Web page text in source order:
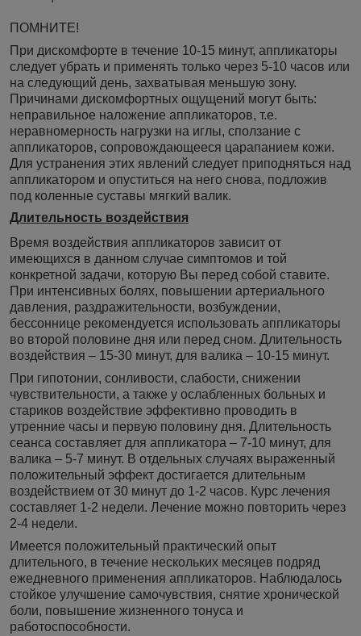
ПОМНИТЕ!
При дискомфорте в течение 10-15 минут, аппликаторы
следует убрать и применять только через 5-10 часов или
на следующий день, захватывая меньшую зону.
Причинами дискомфортных ощущений могут быть:
неправильное наложение аппликаторов, т.е.
неравномерность нагрузки на иглы, сползание с
аппликаторов, сопровождающееся царапанием кожи.
Для устранения этих явлений следует приподняться над
аппликатором и опуститься на него снова, подложив
под коленные суставы мягкий валик.
Длительность воздействия
Время воздействия аппликаторов зависит от
имеющихся в данном случае симптомов и той
конкретной задачи, которую Вы перед собой ставите.
При интенсивных болях, повышении артериального
давления, раздражительности, возбуждении,
бессоннице рекомендуется использовать аппликаторы
во второй половине дня или перед сном. Длительность
воздействия – 15-30 минут, для валика – 10-15 минут.
При гипотонии, сонливости, слабости, снижении
чувствительности, а также у ослабленных больных и
стариков воздействие эффективно проводить в
утренние часы и первую половину дня. Длительность
сеанса составляет для аппликатора – 7-10 минут, для
валика – 5-7 минут. В отдельных случаях выраженный
положительный эффект достигается длительным
воздействием от 30 минут до 1-2 часов. Курс лечения
составляет 1-2 недели. Лечение можно повторить через
2-4 недели.
Имеется положительный практический опыт
длительного, в течение нескольких месяцев подряд
ежедневного применения аппликаторов. Наблюдалось
стойкое улучшение самочувствия, снятие хронической
боли, повышение жизненного тонуса и
работоспособности.